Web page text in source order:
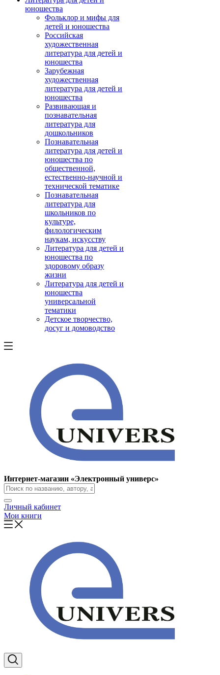
юношества
Фольклор и мифы для
детей и юношества
Российская
художественная
литература для детей и
юношества
Зарубежная
художественная
литература для детей и
юношества
Развивающая и
познавательная
литература для
дошкольников
Познавательная
литература для детей и
юношества по
общественной,
естественно-научной и
технической тематике
Познавательная
литература для
школьников по
культуре,
филологическим
наукам, искусству
Литература для детей и
юношества по
здоровому образу
жизни
Литература для детей и
юношества
универсальной
тематики
Детское творчество,
досуг и домоводство
Интернет-магазин «Электронный универс»
Личный кабинет
Мои книги